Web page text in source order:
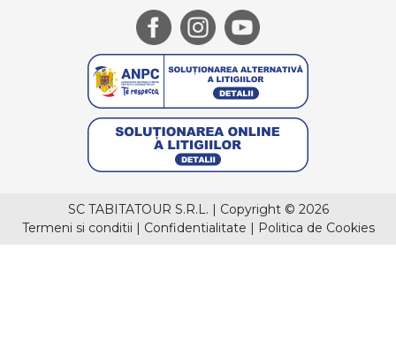
SC TABITATOUR S.R.L. | Copyright © 2026
Termeni si conditii | Confidentialitate | Politica de Cookies